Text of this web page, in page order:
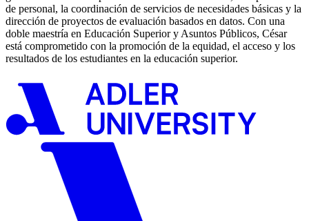
de personal, la coordinación de servicios de necesidades básicas y la
dirección de proyectos de evaluación basados en datos. Con una
doble maestría en Educación Superior y Asuntos Públicos, César
está comprometido con la promoción de la equidad, el acceso y los
resultados de los estudiantes en la educación superior.